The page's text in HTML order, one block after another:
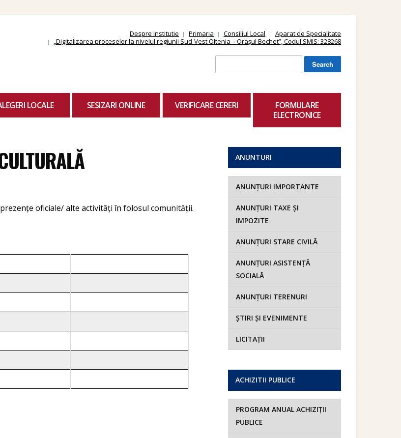
Despre Institutie Primaria Consiliul Local
Aparat de Specialitate
„Digitalizarea proceselor la nivelul regiunii Sud-Vest Oltenia – Orașul Bechet”, Codul SMIS: 328268
for:
LOCALE SESIZARI ONLINE VERIFICARE CERERI
FORMULARE
ELECTRONICE
oficiale/ alte activități în folosul comunității.
ANUNTURI
ANUNȚURI IMPORTANTE
ANUNȚURI TAXE ȘI
IMPOZITE
ANUNȚURI STARE CIVILĂ
ANUNȚURI ASISTENȚĂ
SOCIALĂ
ANUNȚURI TERENURI
ȘTIRI ȘI EVENIMENTE
LICITAȚII
ACHIZITII PUBLICE
PROGRAM ANUAL ACHIZIȚII
PUBLICE